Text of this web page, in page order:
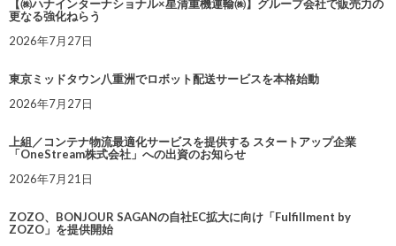
【㈱ハナインターナショナル×星清重機運輸㈱】グループ会社で販売力の
更なる強化ねらう
2026年7月27日
東京ミッドタウン八重洲でロボット配送サービスを本格始動
2026年7月27日
上組／コンテナ物流最適化サービスを提供する スタートアップ企業
「OneStream株式会社」への出資のお知らせ
2026年7月21日
ZOZO、BONJOUR SAGANの自社EC拡大に向け「Fulfillment by
ZOZO」を提供開始